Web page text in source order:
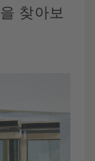
찾아보